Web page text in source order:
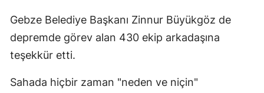
Gebze Belediye Başkanı Zinnur Büyükgöz de
depremde görev alan 430 ekip arkadaşına
teşekkür etti.
Sahada hiçbir zaman "neden ve niçin"